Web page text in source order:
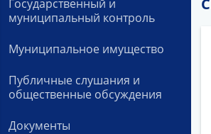
Государственный и
муниципальный контроль
Муниципальное имущество
Публичные слушания и
общественные обсуждения
Документы